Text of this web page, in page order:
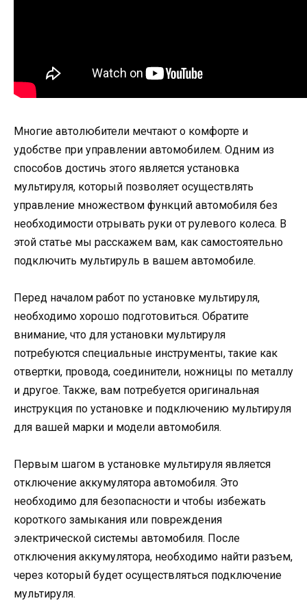
Многие автолюбители мечтают о комфорте и
удобстве при управлении автомобилем. Одним из
способов достичь этого является установка
мультируля, который позволяет осуществлять
управление множеством функций автомобиля без
необходимости отрывать руки от рулевого колеса. В
этой статье мы расскажем вам, как самостоятельно
подключить мультируль в вашем автомобиле.
Перед началом работ по установке мультируля,
необходимо хорошо подготовиться. Обратите
внимание, что для установки мультируля
потребуются специальные инструменты, такие как
отвертки, провода, соединители, ножницы по металлу
и другое. Также, вам потребуется оригинальная
инструкция по установке и подключению мультируля
для вашей марки и модели автомобиля.
Первым шагом в установке мультируля является
отключение аккумулятора автомобиля. Это
необходимо для безопасности и чтобы избежать
короткого замыкания или повреждения
электрической системы автомобиля. После
отключения аккумулятора, необходимо найти разъем,
через который будет осуществляться подключение
мультируля.